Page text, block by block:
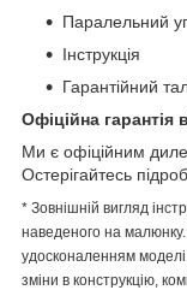
Паралельний
Інструкція
Гарантійний
Офіційна гарантія
Ми є офіційним
Остерігайтесь
* Зовнішній вигляд
наведеного на
удосконаленням
зміни в конструкцію,